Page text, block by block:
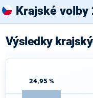
Krajské volby
Výsledky
24,95 %